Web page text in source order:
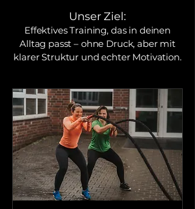
Unser Ziel:
Effektives Training, das in deinen
Alltag passt – ohne Druck, aber mit
klarer Struktur und echter Motivation.